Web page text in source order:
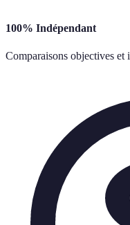
100% Indépendant
Comparaisons objectives et